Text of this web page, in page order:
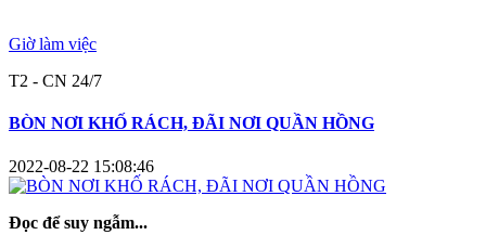
Giờ làm việc
T2 - CN 24/7
BÒN NƠI KHỐ RÁCH, ĐÃI NƠI QUẦN HỒNG
2022-08-22 15:08:46
Đọc để suy ngẫm...